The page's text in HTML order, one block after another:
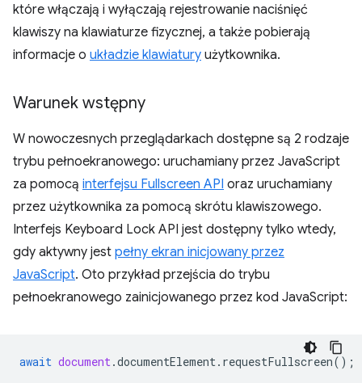
które włączają i wyłączają rejestrowanie naciśnięć
klawiszy na klawiaturze fizycznej, a także pobierają
informacje o układzie klawiatury użytkownika.
Warunek wstępny
W nowoczesnych przeglądarkach dostępne są 2 rodzaje
trybu pełnoekranowego: uruchamiany przez JavaScript
za pomocą interfejsu Fullscreen API oraz uruchamiany
przez użytkownika za pomocą skrótu klawiszowego.
Interfejs Keyboard Lock API jest dostępny tylko wtedy,
gdy aktywny jest pełny ekran inicjowany przez
JavaScript. Oto przykład przejścia do trybu
pełnoekranowego zainicjowanego przez kod JavaScript:
await document.documentElement. requestFullscreen();